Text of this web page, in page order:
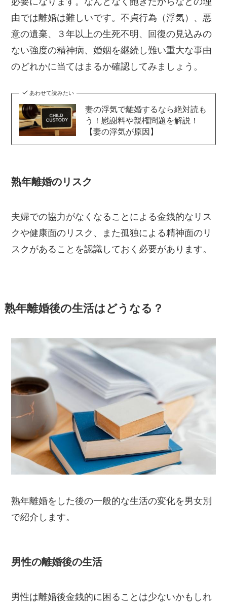
由では離婚は難しいです。不貞行為（浮気）、悪
意の遺棄、３年以上の生死不明、回復の見込みの
ない強度の精神病、婚姻を継続し難い重大な事由
のどれかに当てはまるか確認してみましょう。
あわせて読みたい
妻の浮気で離婚するなら絶対読も
う！慰謝料や親権問題を解説！
【妻の浮気が原因】
熟年離婚のリスク
夫婦での協力がなくなることによる金銭的なリス
クや健康面のリスク、また孤独による精神面のリ
スクがあることを認識しておく必要があります。
熟年離婚後の生活はどうなる？
熟年離婚をした後の一般的な生活の変化を男女別
で紹介します。
男性の離婚後の生活
男性は離婚後金銭的に困ることは少ないかもしれ